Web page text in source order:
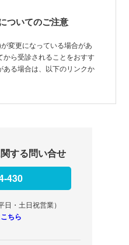
ついてのご注意
変更になっている場合があ
から受診されることをおすす
ある場合は、以下のリンクか
する問い合せ
430
・土日祝営業）
こちら